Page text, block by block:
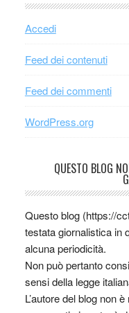
Accedi
Feed dei contenuti
Feed dei commenti
WordPress.org
QUESTO BLOG
Questo blog (https://
testata giornalistica in
alcuna periodicità.
Non può pertanto
sensi della legge
L’autore del blog non